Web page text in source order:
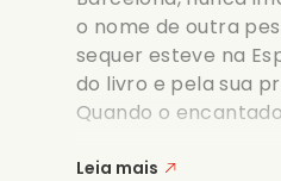
o nome de outra
sequer esteve na
do livro e pela sua
Quando o
Leia mais